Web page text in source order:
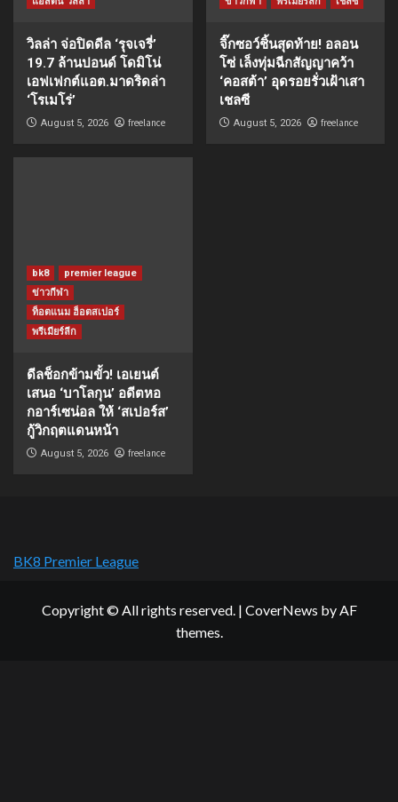
วิลล่า จ่อปิดดีล ‘รุจเจรี่’
19.7 ล้านปอนด์ โดมิโน่
เอฟเฟกต์แอต.มาดริดล่า
‘โรเมโร่’
August 5, 2026 freelance
จิ๊กซอว์ชิ้นสุดท้าย! อลอน
โซ่ เล็งทุ่มฉีกสัญญาคว้า
‘คอสต้า’ อุดรอยรั่วเฝ้าเสา
เชลซี
August 5, 2026 freelance
bk8
premier league
ข่าวกีฬา
ท็อตแนม ฮ็อตสเปอร์
พรีเมียร์ลีก
ดีลช็อกข้ามขั้ว! เอเยนต์
เสนอ ‘บาโลกุน’ อดีตหอ
กอาร์เซน่อล ให้ ‘สเปอร์ส’
กู้วิกฤตแดนหน้า
August 5, 2026 freelance
BK8 Premier League
Copyright © All rights reserved. | CoverNews by AF
themes.